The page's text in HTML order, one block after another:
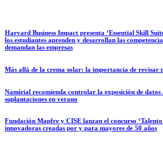
Harvard Business Impact presenta ‘Essential Skill
los estudiantes aprenden y desarrollan las
demandan las empresas
Más allá de la crema solar: la importancia de revisar
Namirial recomienda controlar la exposición de
suplantaciones en verano
Fundación Mapfre y CISE lanzan el concurso
innovadoras creadas por y para mayores de 50 años